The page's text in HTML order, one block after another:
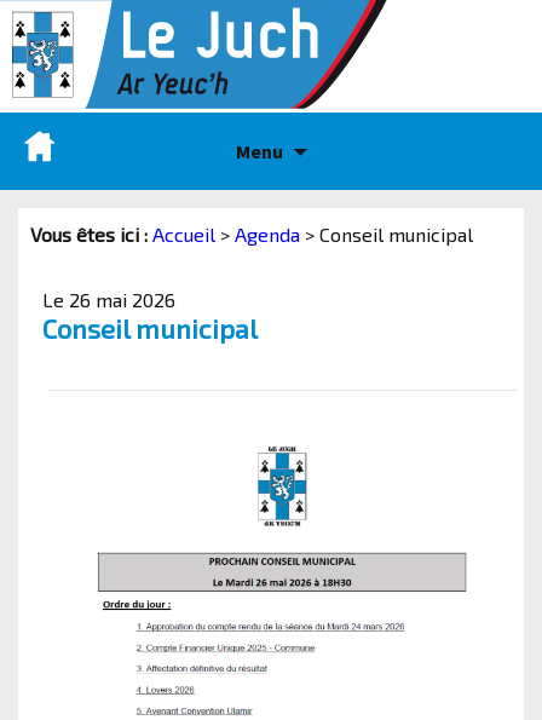
Menu
Vous êtes ici : Accueil > Agenda > Conseil municipal
Le 26 mai 2026
Conseil municipal